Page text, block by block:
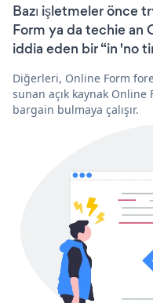
Bazı işletmeler önce
Form ya da techie an
iddia eden bir “in 'no
Diğerleri, Online Form
sunan açık kaynak Online
bargain bulmaya çalışır.